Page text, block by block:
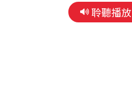
聆聽播放